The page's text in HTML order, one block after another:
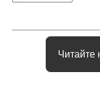
Читайте